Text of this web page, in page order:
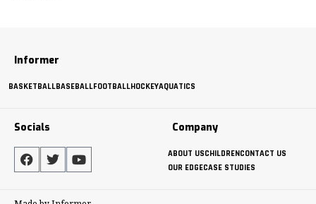
Informer
BASKETBALLBASEBALLFOOTBALLHOCKEYAQUATICS
Socials Company
ABOUT USCHILDRENCONTACT US
OUR EDGECASE STUDIES